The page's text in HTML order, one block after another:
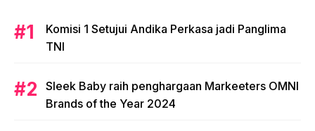
Komisi 1 Setujui Andika Perkasa jadi Panglima
TNI
Sleek Baby raih penghargaan Markeeters OMNI
Brands of the Year 2024